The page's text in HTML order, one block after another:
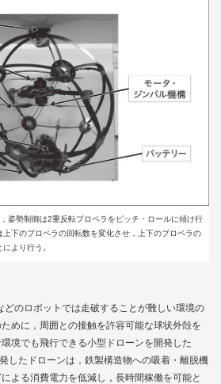
姿勢制御は2重反転プロペラをピッチ・ロールに傾け行
上下のプロペラの回転数を変化させ，上下のプロペラの
より行う。
どのロボットでは走破することが難しい環境の
めに，周囲との接触を許容可能な球状外殻を
境でも飛行できる小型ドローンを開発した
したドローンは，鉄製構造物への吸着・離脱機
よる消費電力を低減し，長時間稼働を可能と